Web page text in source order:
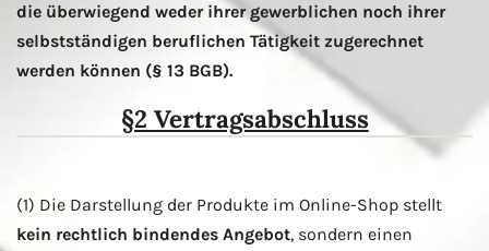
die überwiegend weder ihrer gewerblichen noch ihrer
selbstständigen beruflichen Tätigkeit zugerechnet
werden können (§ 13 BGB).
§2 Vertragsabschluss
(1) Die Darstellung der Produkte im Online-Shop stellt
kein rechtlich bindendes Angebot, sondern einen